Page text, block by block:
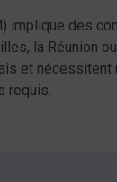
implique des
la Réunion
et
requis.